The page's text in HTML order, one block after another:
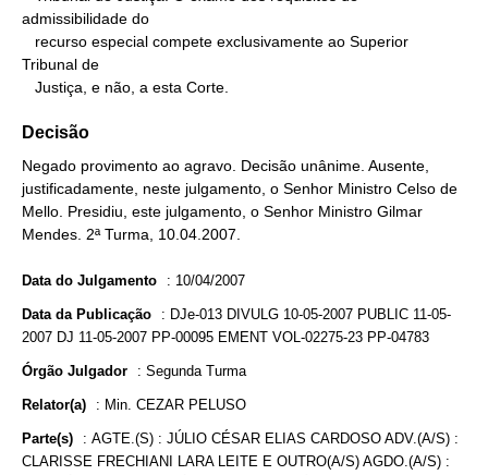
admissibilidade do
Tribunal de
   Justiça, e não, a esta Corte.
Decisão
Negado provimento ao agravo. Decisão unânime. Ausente,
justificadamente, neste julgamento, o Senhor Ministro Celso de
Mello. Presidiu, este julgamento, o Senhor Ministro Gilmar
Mendes. 2ª Turma, 10.04.2007.
Data do Julgamento : 10/04/2007
Data da Publicação : DJe-013 DIVULG 10-05-2007 PUBLIC 11-05-
2007 DJ 11-05-2007 PP-00095 EMENT VOL-02275-23 PP-04783
Órgão Julgador : Segunda Turma
Relator(a) : Min. CEZAR PELUSO
Parte(s) : AGTE.(S) : JÚLIO CÉSAR ELIAS CARDOSO ADV.(A/S) :
CLARISSE FRECHIANI LARA LEITE E OUTRO(A/S) AGDO.(A/S) :